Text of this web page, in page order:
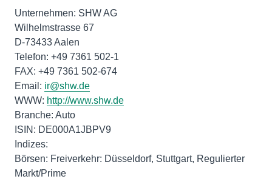
Unternehmen: SHW AG
Wilhelmstrasse 67
D-73433 Aalen
Telefon: +49 7361 502-1
FAX: +49 7361 502-674
Email: ir@shw.de
WWW: http://www.shw.de
Branche: Auto
ISIN: DE000A1JBPV9
Indizes:
Börsen: Freiverkehr: Düsseldorf, Stuttgart, Regulierter
Markt/Prime